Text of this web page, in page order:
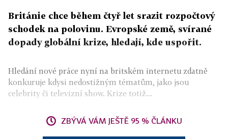
Británie chce během čtyř let srazit rozpočtový
schodek na polovinu. Evropské země, svírané
dopady globální krize, hledají, kde uspořit.
Hledání nové práce nyní na britském internetu zdatně
konkuruje kdysi nedostižným tématům, jako jsou
celebrity či televizní show. Krize totiž...
ZBÝVÁ VÁM JEŠTĚ 95 % ČLÁNKU